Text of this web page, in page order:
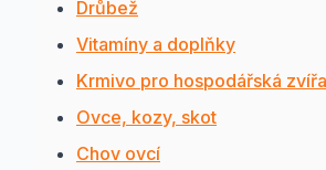
Drůbež
Vitamíny a doplňky
Krmivo pro hospodářská
Ovce, kozy, skot
Chov ovcí